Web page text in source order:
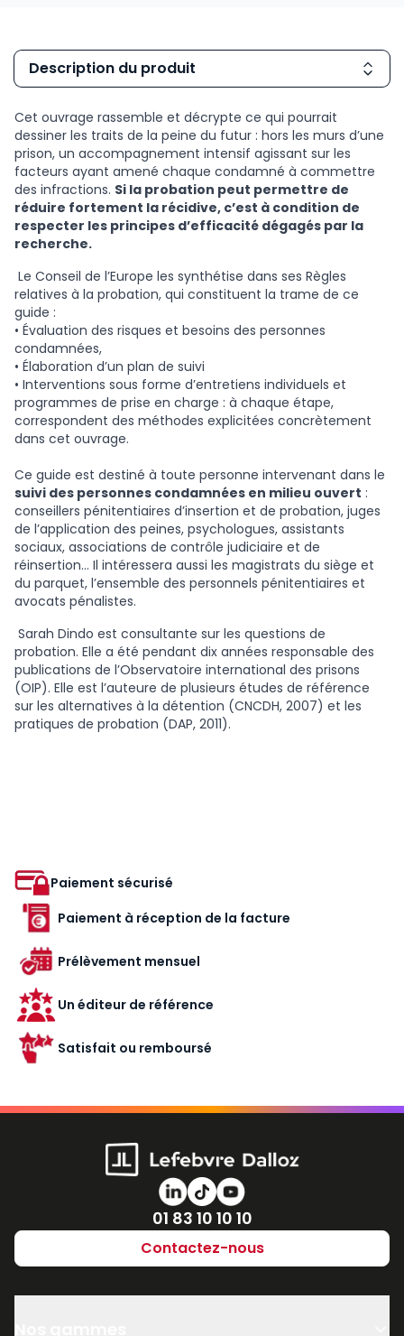
Description du produit
Cet ouvrage rassemble et décrypte ce qui pourrait
dessiner les traits de la peine du futur : hors les murs d’une
prison, un accompagnement intensif agissant sur les
facteurs ayant amené chaque condamné à commettre
des infractions. Si la probation peut permettre de
réduire fortement la récidive, c’est à condition de
respecter les principes d’efficacité dégagés par la
recherche.
Le Conseil de l’Europe les synthétise dans ses Règles
relatives à la probation, qui constituent la trame de ce
guide :
• Évaluation des risques et besoins des personnes
condamnées,
• Élaboration d’un plan de suivi
• Interventions sous forme d’entretiens individuels et
programmes de prise en charge : à chaque étape,
correspondent des méthodes explicitées concrètement
dans cet ouvrage.
Ce guide est destiné à toute personne intervenant dans le
suivi des personnes condamnées en milieu ouvert :
conseillers pénitentiaires d’insertion et de probation, juges
de l’application des peines, psychologues, assistants
sociaux, associations de contrôle judiciaire et de
réinsertion… Il intéressera aussi les magistrats du siège et
du parquet, l’ensemble des personnels pénitentiaires et
avocats pénalistes.
Sarah Dindo est consultante sur les questions de
probation. Elle a été pendant dix années responsable des
publications de l’Observatoire international des prisons
(OIP). Elle est l’auteure de plusieurs études de référence
sur les alternatives à la détention (CNCDH, 2007) et les
pratiques de probation (DAP, 2011).
Paiement sécurisé
Paiement à réception de la facture
Prélèvement mensuel
Un éditeur de référence
Satisfait ou remboursé
Numéro de téléphone
01 83 10 10 10
Contactez-nous